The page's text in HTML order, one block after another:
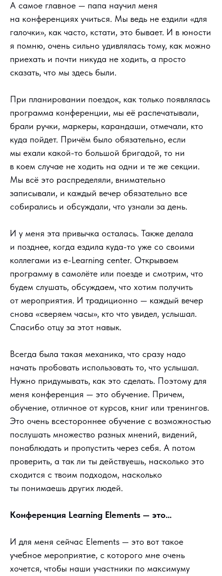
А самое главное — папа научил меня
на конференциях учиться. Мы ведь не ездили «для
галочки», как часто, кстати, это бывает. И в юности
я помню, очень сильно удивлялась тому, как можно
приехать и почти никуда не ходить, а просто
сказать, что мы здесь были.
При планировании поездок, как только появлялась
программа конференции, мы её распечатывали,
брали ручки, маркеры, карандаши, отмечали, кто
куда пойдет. Причём было обязательно, если
мы ехали какой-то большой бригадой, то ни
в коем случае не ходить на одни и те же секции.
Мы всё это распределяли, внимательно
записывали, и каждый вечер обязательно все
собирались и обсуждали, что узнали за день.
И у меня эта привычка осталась. Также делала
и позднее, когда ездила куда-то уже со своими
коллегами из e-Learning center. Открываем
программу в самолёте или поезде и смотрим, что
будем слушать, обсуждаем, что хотим получить
от мероприятия. И традиционно — каждый вечер
снова «сверяем часы», кто что увидел, услышал.
Спасибо отцу за этот навык.
Всегда была такая механика, что сразу надо
начать пробовать использовать то, что услышал.
Нужно придумывать, как это сделать. Поэтому для
меня конференция — это обучение. Причем,
обучение, отличное от курсов, книг или тренингов.
Это очень всестороннее обучение с возможностью
послушать множество разных мнений, видений,
понаблюдать и пропустить через себя. А потом
проверить, а так ли ты действуешь, насколько это
сходится с твоим подходом, насколько
ты понимаешь других людей.
Конференция Learning Elements — это…
И для меня сейчас Elements — это вот такое
учебное мероприятие, с которого мне очень
хочется, чтобы наши участники по максимуму